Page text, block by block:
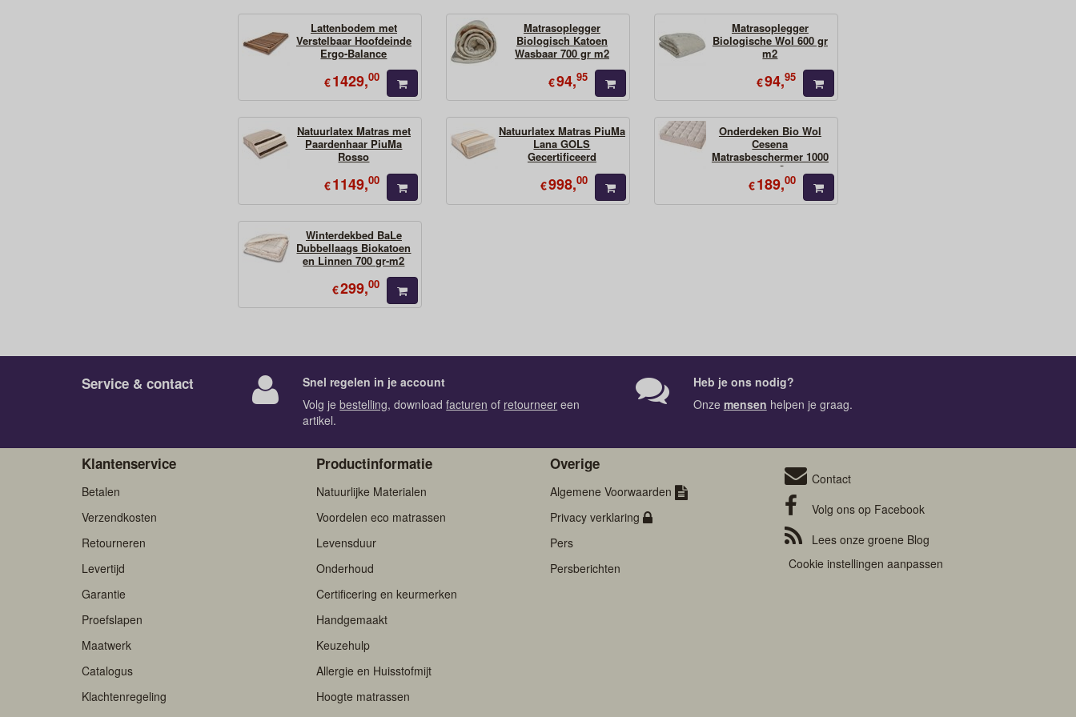
Lattenbodem met
Verstelbaar Hoofdeinde
Ergo-Balance
€1429,00
Matrasoplegger
Biologisch Katoen
Wasbaar 700 gr m2
€94,95
Matrasoplegger
Biologische Wol 600 gr
m2
€94,95
Natuurlatex Matras met
Paardenhaar PiuMa
Rosso
€1149,00
Natuurlatex Matras PiuMa
Lana GOLS
Gecertificeerd
€998,00
Onderdeken Bio Wol
Cesena
Matrasbeschermer 1000
gr-m2
€189,00
Winterdekbed BaLe
Dubbellaags Biokatoen
en Linnen 700 gr-m2
€299,00
Service & contact
Snel regelen in je account
Volg jebestelling, downloadfacturen of retourneer een
artikel.
Heb je ons nodig?
Onze mensen helpen je graag.
Klantenservice
Betalen
Verzendkosten
Retourneren
Levertijd
Garantie
Proefslapen
Maatwerk
Catalogus
Klachtenregeling
Productinformatie
Natuurlijke Materialen
Voordelen eco matrassen
Levensduur
Onderhoud
Certificering en keurmerken
Handgemaakt
Keuzehulp
Allergie en Huisstofmijt
Hoogte matrassen
Overige
Algemene Voorwaarden
Privacy verklaring
Pers
Persberichten
Contact
Volg ons op Facebook
Lees onze groene Blog
Cookie instellingen aanpassen